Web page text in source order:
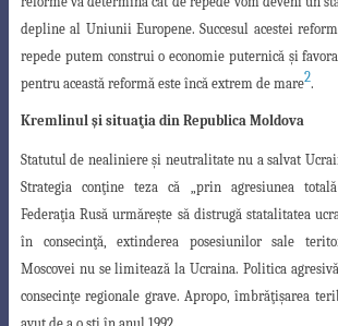
depline al Uniunii Europene. Succesul acestei
repede putem construi o economie puternică şi
pentru această reformă este încă extrem de mare2.
Kremlinul şi situaţia din Republica Moldova
Statutul de nealiniere şi neutralitate nu a salvat
Strategia conţine teza că „prin agresiunea
Federaţia Rusăurmăreşte să distrugă statalitatea
în consecinţă, extinderea posesiunilor sale
Moscovei nu se limitează la Ucraina. Politica
consecinţe regionale grave. Apropo, îmbrăţişarea